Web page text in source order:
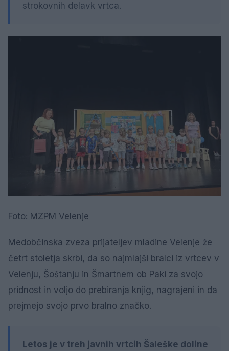
strokovnih delavk vrtca.
Foto: MZPM Velenje
Medobčinska zveza prijateljev mladine Velenje že
četrt stoletja skrbi, da so najmlajši bralci iz vrtcev v
Velenju, Šoštanju in Šmartnem ob Paki za svojo
pridnost in voljo do prebiranja knjig, nagrajeni in da
prejmejo svojo prvo bralno značko.
Letos je v treh javnih vrtcih Šaleške doline